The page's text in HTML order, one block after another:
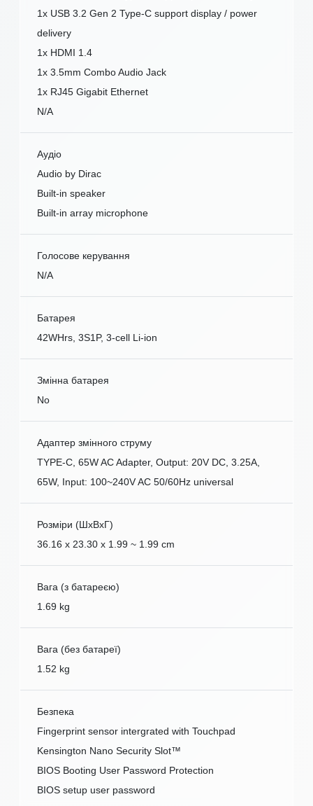
1x USB 3.2 Gen 2 Type-C support display / power
delivery
1x HDMI 1.4
1x 3.5mm Combo Audio Jack
1x RJ45 Gigabit Ethernet
N/A
Аудіо
Audio by Dirac
Built-in speaker
Built-in array microphone
Голосове керування
N/A
Батарея
42WHrs, 3S1P, 3-cell Li-ion
Змінна батарея
No
Адаптер змінного струму
TYPE-C, 65W AC Adapter, Output: 20V DC, 3.25A,
65W, Input: 100~240V AC 50/60Hz universal
Розміри (ШxВxГ)
36.16 x 23.30 x 1.99 ~ 1.99 cm
Вага (з батареєю)
1.69 kg
Вага (без батареї)
1.52 kg
Безпека
Fingerprint sensor intergrated with Touchpad
Kensington Nano Security Slot™
BIOS Booting User Password Protection
BIOS setup user password